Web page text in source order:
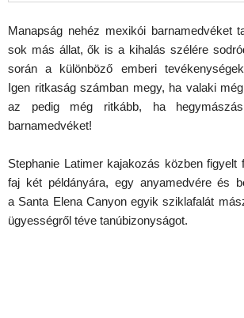
Manapság nehéz mexikói barnamedvéket
sok más állat, ők is a kihalás szélére
során a különböző emberi
Igen ritkaság számban megy, ha valaki
az pedig még ritkább, ha
barnamedvéket!
Stephanie Latimer kajakozás közben figyelt
faj két példányára, egy anyamedvére és
a Santa Elena Canyon egyik sziklafalát
ügyességről téve tanúbizonyságot.